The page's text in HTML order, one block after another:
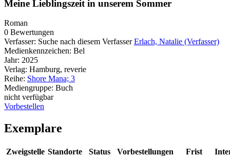
Meine Lieblingszeit in unserem Sommer
Roman
0 Bewertungen
Verfasser: Suche nach diesem Verfasser Erlach, Natalie (Verfasser)
Medienkennzeichen: Bel
Jahr: 2025
Verlag: Hamburg, reverie
Reihe: Shore Mana; 3
Mediengruppe: Buch
nicht verfügbar
Vorbestellen
Exemplare
Zweigstelle Standorte Status Vorbestellungen Frist